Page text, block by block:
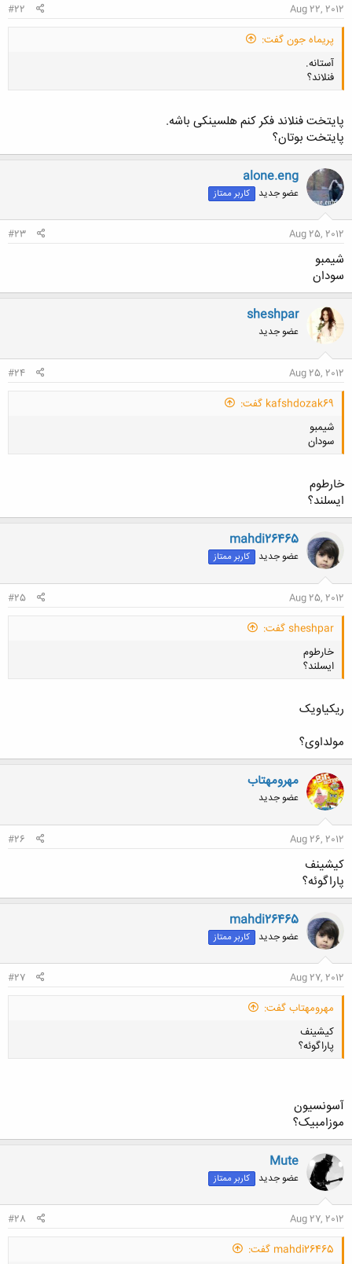
Aug 22, 2012
#22
پریماه جون گفت:
آستانه.
فنلاند؟
پایتخت فنلاند فکر کنم هلسینکی باشه.
پایتخت بوتان؟
alone.eng
عضو جدید کاربر ممتاز
Aug 25, 2012
#23
شیمبو
سودان
sheshpar
عضو جدید
Aug 25, 2012
#24
kafshdozak69 گفت:
شیمبو
سودان
خارطوم
ایسلند؟
mahdi26465
عضو جدید کاربر ممتاز
Aug 25, 2012
#25
sheshpar گفت:
خارطوم
ایسلند؟
کلیک کنید تا باز شود...
ریکیاویک
مولداوی؟
مهرومهتاب
عضو جدید
Aug 26, 2012
#26
کیشینف
پاراگوئه؟
mahdi26465
عضو جدید کاربر ممتاز
Aug 27, 2012
#27
مهرومهتاب گفت:
کیشینف
پاراگوئه؟
کلیک کنید تا باز شود...
آسونسیون
موزامبیک؟
Mute
عضو جدید کاربر ممتاز
Aug 27, 2012
#28
mahdi26465 گفت: